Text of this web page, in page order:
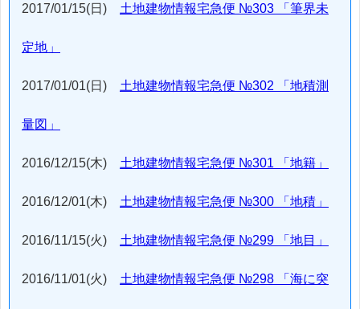
2017/01/15(日) 土地建物情報宅急便 №303 「筆界未
定地」
2017/01/01(日) 土地建物情報宅急便 №302 「地積測
量図」
2016/12/15(木) 土地建物情報宅急便 №301 「地籍」
2016/12/01(木) 土地建物情報宅急便 №300 「地積」
2016/11/15(火) 土地建物情報宅急便 №299 「地目」
2016/11/01(火) 土地建物情報宅急便 №298 「海に突